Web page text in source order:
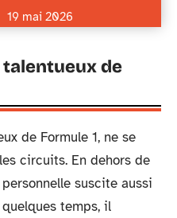
19 mai 2026
talentueux de
de Formule 1, ne se
circuits. En dehors de
suscite aussi
temps, il